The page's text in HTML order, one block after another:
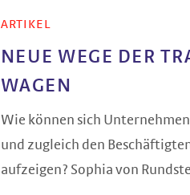
ARTIKEL
NEUE WEGE DER
WAGEN
Wie können sich
und zugleich den
aufzeigen? Sophia von